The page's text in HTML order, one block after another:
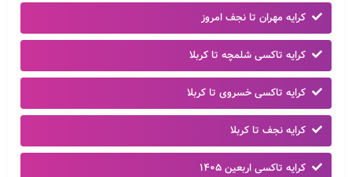
کرایه مهران تا نجف امروز
کرایه تاکسی شلمچه تا کربلا
کرایه تاکسی خسروی تا کربلا
کرایه نجف تا کربلا
کرایه تاکسی اربعین ۱۴۰۵